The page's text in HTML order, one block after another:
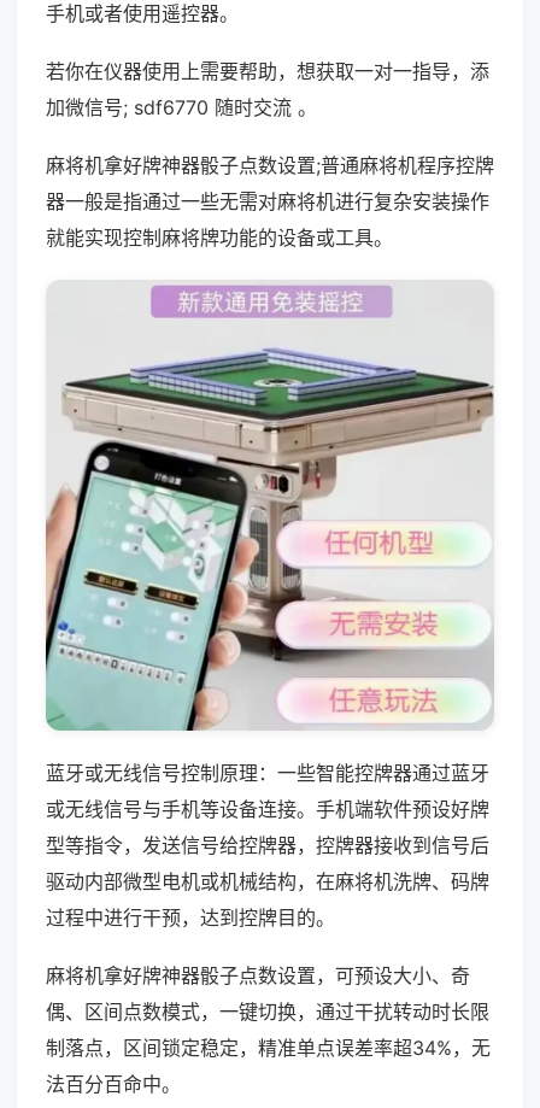
手机或者使用遥控器。
若你在仪器使用上需要帮助，想获取一对一指导，添
加微信号; sdf6770 随时交流 。
麻将机拿好牌神器骰子点数设置;普通麻将机程序控牌
器一般是指通过一些无需对麻将机进行复杂安装操作
就能实现控制麻将牌功能的设备或工具。
蓝牙或无线信号控制原理：一些智能控牌器通过蓝牙
或无线信号与手机等设备连接。手机端软件预设好牌
型等指令，发送信号给控牌器，控牌器接收到信号后
驱动内部微型电机或机械结构，在麻将机洗牌、码牌
过程中进行干预，达到控牌目的。
麻将机拿好牌神器骰子点数设置，可预设大小、奇
偶、区间点数模式，一键切换，通过干扰转动时长限
制落点，区间锁定稳定，精准单点误差率超34%，无
法百分百命中。